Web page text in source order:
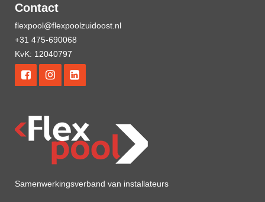
Contact
flexpool@flexpoolzuidoost.nl
+31 475-690068
KvK: 12040797
Samenwerkingsverband van installateurs